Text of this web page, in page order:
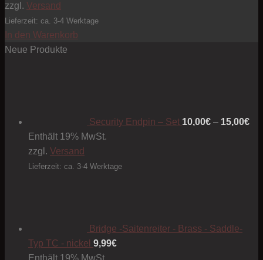
zzgl. Versand
Lieferzeit: ca. 3-4 Werktage
In den Warenkorb
Neue Produkte
Security Endpin – Set 10,00€ – 15,00€
Enthält 19% MwSt.
zzgl. Versand
Lieferzeit: ca. 3-4 Werktage
Bridge -Saitenreiter - Brass - Saddle-
Typ TC - nickel 9,99€